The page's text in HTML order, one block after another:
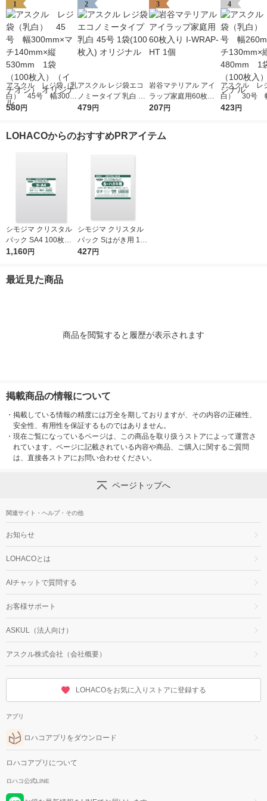
1
アスクル レジ袋（乳
白） 45号 幅300m
m×マチ140mm×縦53
リジナル
580円
2
アスクル レジ袋エコ
ノミータイプ 乳白 45
号 1袋(100枚入) オリ
479円
3
岩谷マテリアル アイ
ラップ家庭用60枚入
り I-WRAP-HT 1個
207円
4
アスクル レ
白） 30号
m×マチ
423円
LOHACOからのおすすめPRアイテム
シモジマ クリスタル
パック SA4 100枚入 6
739200 1袋(100枚入)
1,160円
シモジマ クリスタル
パック Sはがき用 100
枚入 6751700 1袋(10
427円
最近見た商品
商品を閲覧すると履歴が表示されます
掲載商品の情報について
・ 掲載している情報の精度には万全を期しておりますが、その内容の正確性、
安全性、有用性を保証するものではありません。
・ 現在ご覧になっているページは、この商品を取り扱うストアによって運営さ
れています。ページに記載されている内容や商品、ご購入に関するご質問
は、直接各ストアにお問い合わせください。
ページトップへ
関連サイト・ヘルプ・その他
お知らせ
LOHACOとは
AIチャットで質問する
お客様サポート
ASKUL（法人向け）
アスクル株式会社（会社概要）
LOHACOをお気に入りストアに登録する
アプリ
ロハコアプリをダウンロード
ロハコアプリについて
ロハコ公式LINE